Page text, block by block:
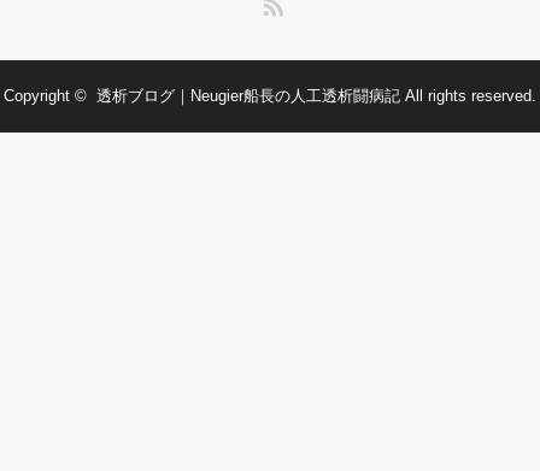
Copyright © 透析ブログ｜Neugier船長の人工透析闘病記 All rights reserved.